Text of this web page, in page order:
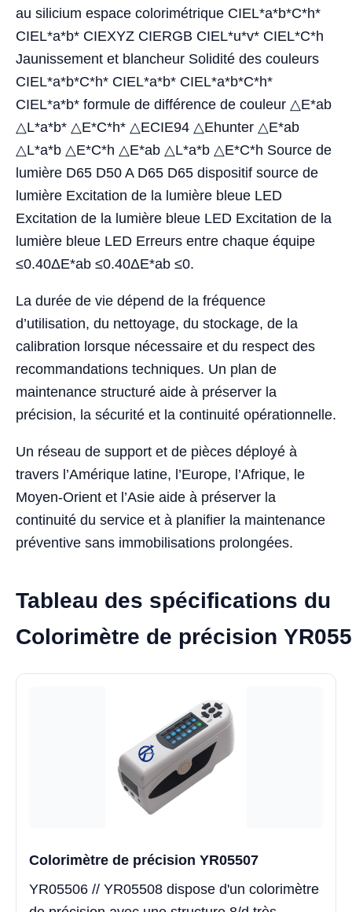
au silicium espace colorimétrique CIEL*a*b*C*h*
CIEL*a*b* CIEXYZ CIERGB CIEL*u*v* CIEL*C*h
Jaunissement et blancheur Solidité des couleurs
CIEL*a*b*C*h* CIEL*a*b* CIEL*a*b*C*h*
CIEL*a*b* formule de différence de couleur △E*ab
△L*a*b* △E*C*h* △ECIE94 △Ehunter △E*ab
△L*a*b △E*C*h △E*ab △L*a*b △E*C*h Source de
lumière D65 D50 A D65 D65 dispositif source de
lumière Excitation de la lumière bleue LED
Excitation de la lumière bleue LED Excitation de la
lumière bleue LED Erreurs entre chaque équipe
≤0.40ΔE*ab ≤0.40ΔE*ab ≤0.
La durée de vie dépend de la fréquence
d’utilisation, du nettoyage, du stockage, de la
calibration lorsque nécessaire et du respect des
recommandations techniques. Un plan de
maintenance structuré aide à préserver la
précision, la sécurité et la continuité opérationnelle.
Un réseau de support et de pièces déployé à
travers l’Amérique latine, l’Europe, l’Afrique, le
Moyen-Orient et l’Asie aide à préserver la
continuité du service et à planifier la maintenance
préventive sans immobilisations prolongées.
Tableau des spécifications du
Colorimètre de précision
Colorimètre de précision YR05507
YR05506 // YR05508 dispose d'un colorimètre